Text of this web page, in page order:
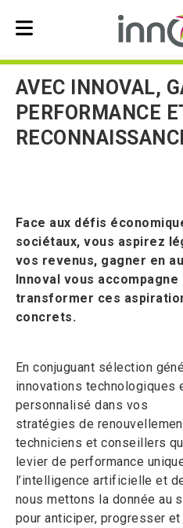
Skip to main navigation
AVEC INNOVAL,
PERFORMANCE
Face aux défis
sociétaux, vous aspirez
vos revenus, gagner en
Innoval vous accompagne
transformer ces
concrets.
En conjuguant sélection
innovations technologiques
personnalisé dans vos
stratégies de
techniciens et conseillers
levier de performance
l’intelligence artificielle et
nous mettons la donnée au
pour anticiper, progresser